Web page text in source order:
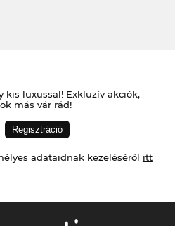
luxussal! Exkluzív akciók,
más vár rád!
adataidnak kezeléséről itt